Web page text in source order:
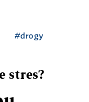
#drogy
stres?